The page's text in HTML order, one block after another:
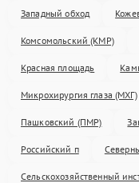
Западный обход
Комсомольский (КМР)
Красная площадь
Микрохирургия глаза (МХГ)
Пашковский (ПМР)
Российский п
Сельскохозяйственный